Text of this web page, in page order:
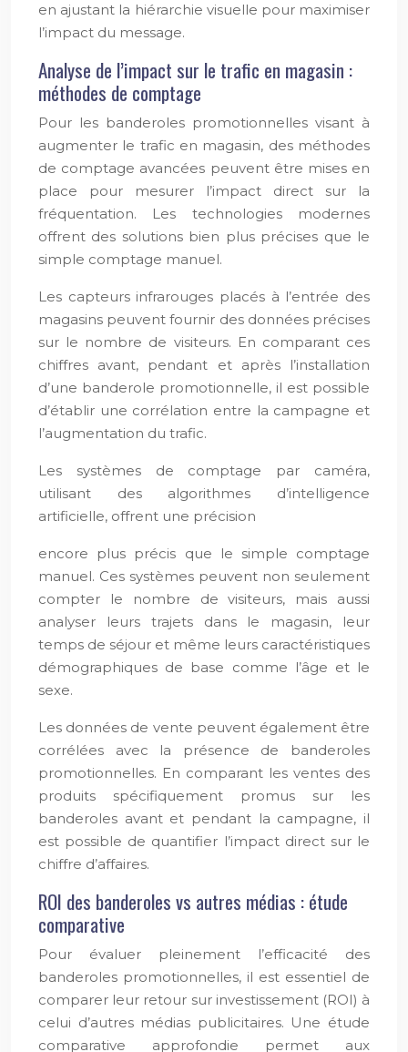
en ajustant la hiérarchie visuelle pour maximiser
l’impact du message.
Analyse de l’impact sur le trafic en magasin :
méthodes de comptage
Pour les banderoles promotionnelles visant à
augmenter le trafic en magasin, des méthodes
de comptage avancées peuvent être mises en
place pour mesurer l’impact direct sur la
fréquentation. Les technologies modernes
offrent des solutions bien plus précises que le
simple comptage manuel.
Les capteurs infrarouges placés à l’entrée des
magasins peuvent fournir des données précises
sur le nombre de visiteurs. En comparant ces
chiffres avant, pendant et après l’installation
d’une banderole promotionnelle, il est possible
d’établir une corrélation entre la campagne et
l’augmentation du trafic.
Les systèmes de comptage par caméra,
utilisant des algorithmes d’intelligence
artificielle, offrent une précision
encore plus précis que le simple comptage
manuel. Ces systèmes peuvent non seulement
compter le nombre de visiteurs, mais aussi
analyser leurs trajets dans le magasin, leur
temps de séjour et même leurs caractéristiques
démographiques de base comme l’âge et le
sexe.
Les données de vente peuvent également être
corrélées avec la présence de banderoles
promotionnelles. En comparant les ventes des
produits spécifiquement promus sur les
banderoles avant et pendant la campagne, il
est possible de quantifier l’impact direct sur le
chiffre d’affaires.
ROI des banderoles vs autres médias : étude
comparative
Pour évaluer pleinement l’efficacité des
banderoles promotionnelles, il est essentiel de
comparer leur retour sur investissement (ROI) à
celui d’autres médias publicitaires. Une étude
comparative approfondie permet aux